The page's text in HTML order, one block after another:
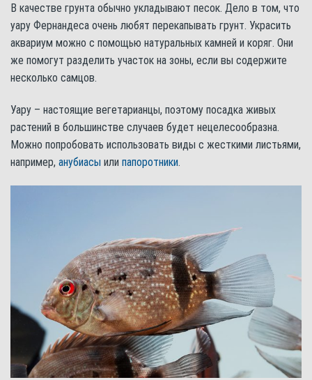
В качестве грунта обычно укладывают песок. Дело в том, что
уару Фернандеса очень любят перекапывать грунт. Украсить
аквариум можно с помощью натуральных камней и коряг. Они
же помогут разделить участок на зоны, если вы содержите
несколько самцов.
Уару – настоящие вегетарианцы, поэтому посадка живых
растений в большинстве случаев будет нецелесообразна.
Можно попробовать использовать виды с жесткими листьями,
например, анубиасы или папоротники.